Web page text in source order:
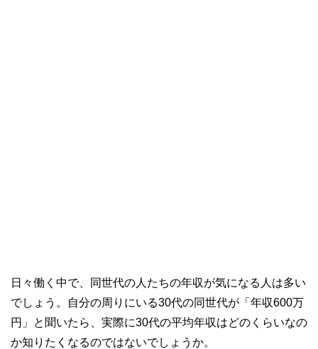
日々働く中で、同世代の人たちの年収が気になる人は多い
でしょう。自分の周りにいる30代の同世代が「年収600万
円」と聞いたら、実際に30代の平均年収はどのくらいなの
か知りたくなるのではないでしょうか。